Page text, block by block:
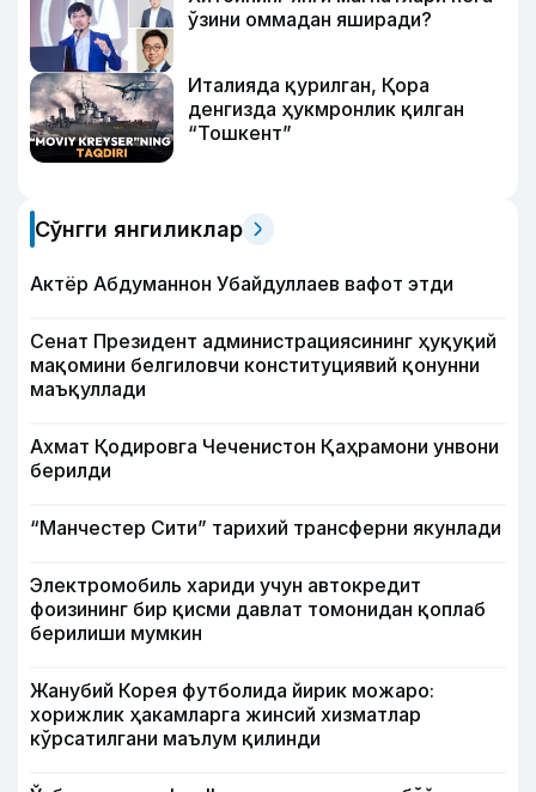
ўзини оммадан яширади?
Италияда қурилган, Қора
денгизда ҳукмронлик қилган
“Тошкент”
Сўнгги янгиликлар
Актёр Абду­маннон Убайдуллаев вафот этди
Сенат Президент администрациясининг ҳуқуқий
мақомини белгиловчи конституциявий қонунни
маъқуллади
Ахмат Қодировга Чеченистон Қаҳрамони унвони
берилди
“Манчестер Сити” тарихий трансферни якунлади
Электромобиль хариди учун автокредит
фоизининг бир қисми давлат томонидан қоплаб
берилиши мумкин
Жанубий Корея футболида йирик можаро:
хорижлик ҳакамларга жинсий хизматлар
кўрсатилгани маълум қилинди